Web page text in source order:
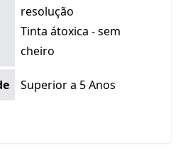
resolução
Tinta átoxica - sem
cheiro
Superior a 5 Anos